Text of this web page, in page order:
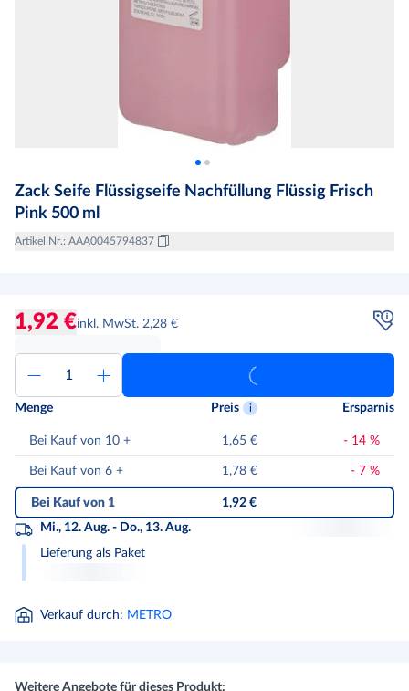
Zack Seife Flüssigseife Nachfüllung Flüssig Frisch
Pink 500 ml
Artikel Nr.: AAA0045794837
1,92 €inkl. MwSt. 2,28 €
Menge Preis Ersparnis
Bei Kauf von 10 + 1,65 € - 14%
Bei Kauf von 6 + 1,78 € - 7%
Bei Kauf von 1
1,92 €
Mi., 12. Aug. - Do., 13. Aug.
Lieferung als Paket
Verkauf durch: METRO
Weitere Angebote für dieses Produkt: